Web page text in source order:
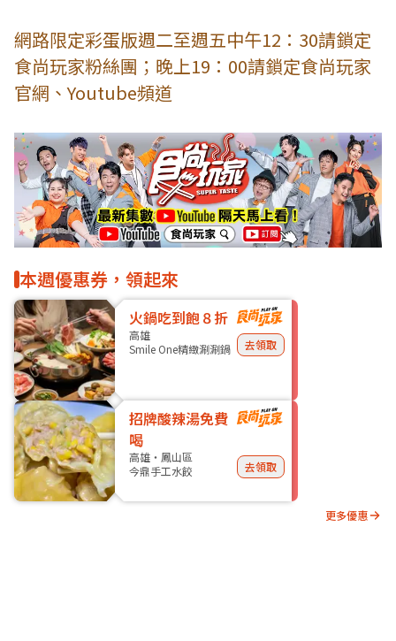
網路限定彩蛋版週二至週五中午12：30請鎖定
食尚玩家粉絲團；晚上19：00請鎖定食尚玩家
官網、Youtube頻道
本週優惠券，領起來
火鍋吃到飽８折
高雄
Smile One精緻涮涮鍋
去領取
招牌酸辣湯免費
喝
高雄・鳳山區
今鼎手工水餃
去領取
更多優惠